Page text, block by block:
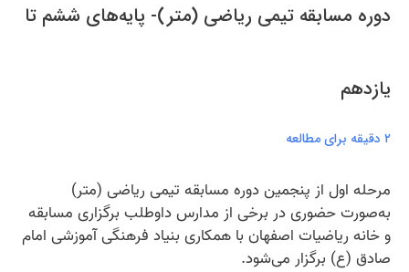
دوره مسابقه تیمی ریاضی (متر)- پایه‌های ششم تا
یازدهم
۲ دقیقه برای مطالعه
مرحله اول از پنجمین دوره مسابقه تیمی ریاضی (متر)
به‌صورت حضوری در برخی از مدارس داوطلب برگزاری مسابقه
و خانه ریاضیات اصفهان با همکاری بنیاد فرهنگی آموزشی امام
صادق (ع) برگزار می‌شود.